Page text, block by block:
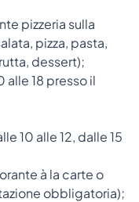
pizzeria sulla
pizza, pasta,
dessert);
alle 18 presso il
10 alle 12, dalle 15
à la carte o
obbligatoria);